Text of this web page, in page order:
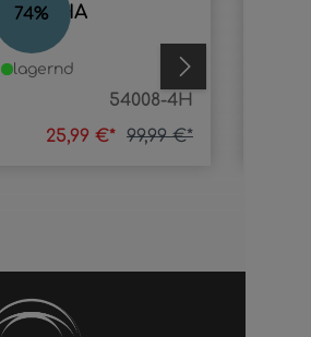
74%
MARTHA
54008-4H
lagernd
25,99 €* 99,99 €*